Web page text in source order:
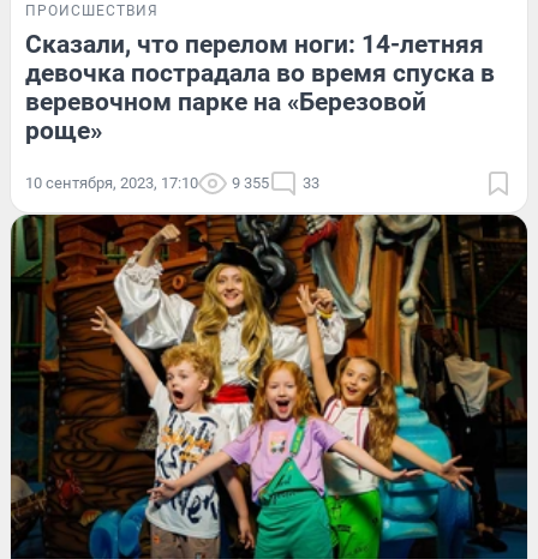
ПРОИСШЕСТВИЯ
Сказали, что перелом ноги: 14-летняя
девочка пострадала во время спуска в
веревочном парке на «Березовой
роще»
10 сентября, 2023, 17:10 9 355 33